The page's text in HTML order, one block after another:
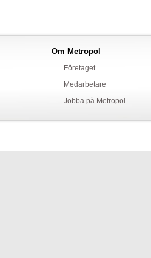
Om Metropol
Företaget
Medarbetare
Jobba på Metropol